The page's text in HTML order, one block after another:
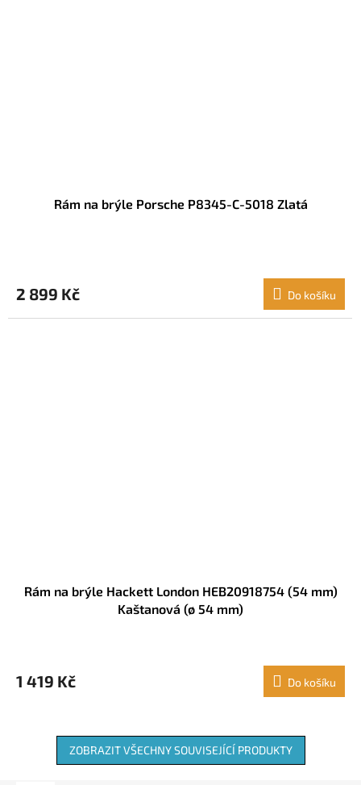
Rám na brýle Porsche P8345-C-5018 Zlatá
2 899 Kč Do košíku
Rám na brýle Hackett London HEB20918754 (54 mm)
Kaštanová (ø 54 mm)
1 419 Kč Do košíku
ZOBRAZIT VŠECHNY SOUVISEJÍCÍ PRODUKTY